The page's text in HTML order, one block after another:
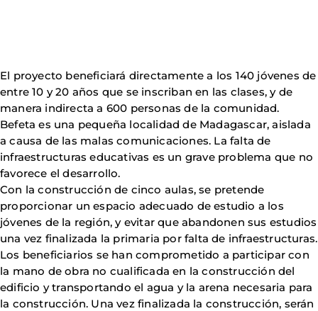
El proyecto beneficiará directamente a los 140 jóvenes de
entre 10 y 20 años que se inscriban en las clases, y de
manera indirecta a 600 personas de la comunidad.
Befeta es una pequeña localidad de Madagascar, aislada
a causa de las malas comunicaciones. La falta de
infraestructuras educativas es un grave problema que no
favorece el desarrollo.
Con la construcción de cinco aulas, se pretende
proporcionar un espacio adecuado de estudio a los
jóvenes de la región, y evitar que abandonen sus estudios
una vez finalizada la primaria por falta de infraestructuras.
Los beneficiarios se han comprometido a participar con
la mano de obra no cualificada en la construcción del
edificio y transportando el agua y la arena necesaria para
la construcción. Una vez finalizada la construcción, serán